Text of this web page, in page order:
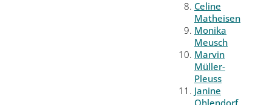
Celine
Matheisen
Monika
Meusch
Marvin
Müller-
Pleuss
Janine
Ohlendorf